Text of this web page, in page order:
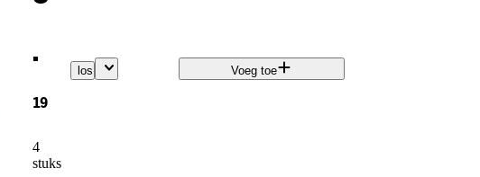
.
19
4
stuks
los Voeg toe